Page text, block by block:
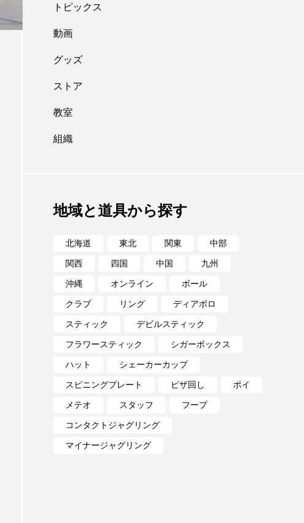
沖縄 オンライン
フラワースティック
ポイ
トピックス
動画
グッズ
ストア
教室
組織
地域と道具から探す
北海道 東北 関東 中部
関西 四国 中国 九州
沖縄 オンライン ボール
クラブ リング ディアボロ
スティック デビルスティック
フラワースティック シガーボックス
ハット シェーカーカップ
スピニングプレート ピザ回し ポイ
メテオ スタッフ フープ
コンタクトジャグリング
マイナージャグリング